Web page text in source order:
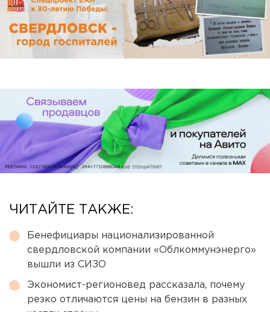
ЧИТАЙТЕ ТАКЖЕ:
Бенефициары национализированной
свердловской компании «Облкоммунэнерго»
вышли из СИЗО
Экономист-регионовед рассказала, почему
резко отличаются цены на бензин в разных